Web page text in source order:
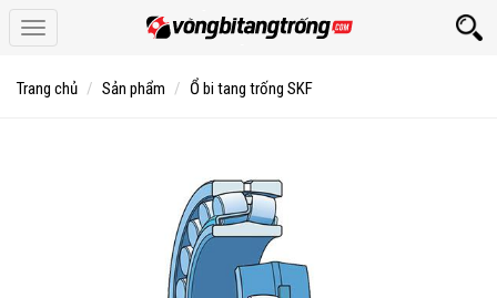
Toggle
navigation
Trang chủ
Sản phẩm Ổ bi tang trống SKF